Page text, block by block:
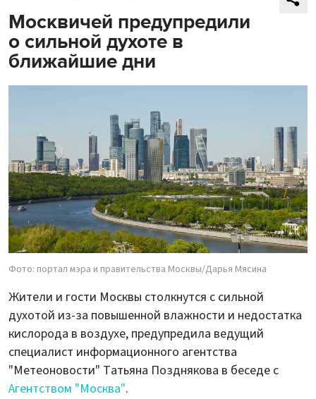
Москвичей предупредили
о сильной духоте в
ближайшие дни
Фото: портал мэра и правительства Москвы/Дарья Мясина
Жители и гости Москвы столкнутся с сильной
духотой из-за повышенной влажности и недостатка
кислорода в воздухе, предупредила ведущий
специалист информационного агентства
"Метеоновости" Татьяна Позднякова в беседе с
Агентством "Москва".